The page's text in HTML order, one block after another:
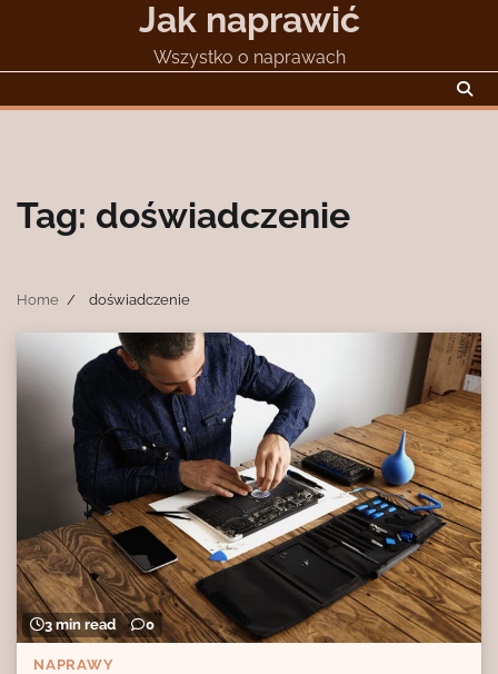
Jak naprawić
Wszystko o naprawach
Tag: doświadczenie
Home doświadczenie
3 min read 0
NAPRAWY